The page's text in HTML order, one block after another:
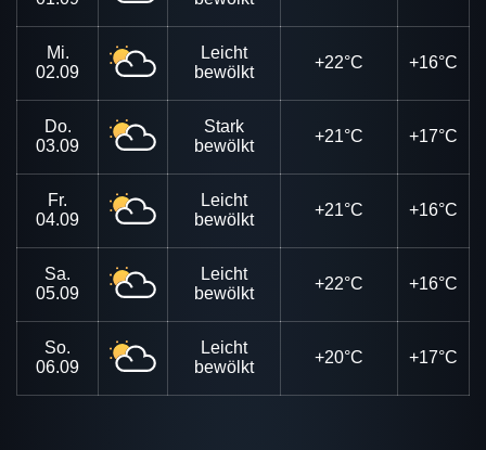
Mi.
02.09
Leicht
bewölkt
+22°C +16°C
Do.
03.09
Stark
bewölkt
+21°C +17°C
Fr.
04.09
Leicht
bewölkt
+21°C +16°C
Sa.
05.09
Leicht
bewölkt
+22°C +16°C
So.
06.09
Leicht
bewölkt
+20°C +17°C